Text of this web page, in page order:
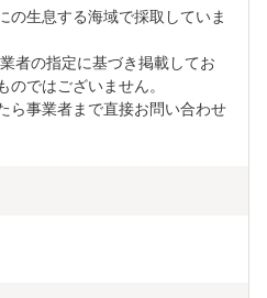
の生息する海域で採取していま
者の指定に基づき掲載してお
のではございません。
ら事業者まで直接お問い合わせ